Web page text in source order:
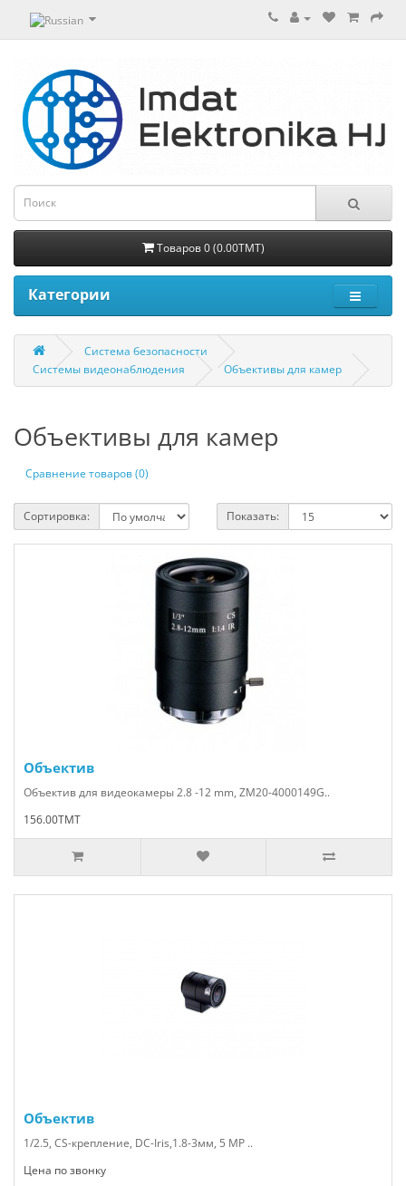
Товаров 0 (0.00TMT)
Категории
Система безопасности
Системы видеонаблюдения
Объективы для камер
Объективы для камер
Сравнение товаров (0)
Сортировка: Показать:
Объектив
Объектив для видеокамеры 2.8 -12 mm, ZM20-4000149G..
156.00TMT
Объектив
1/2.5, CS-крепление, DC-Iris,1.8-3мм, 5 МP ..
Цена по звонку